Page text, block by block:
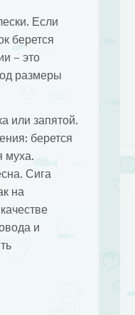
Если
берется
– это
размеры
или запятой.
берется
муха.
Сига
на
и